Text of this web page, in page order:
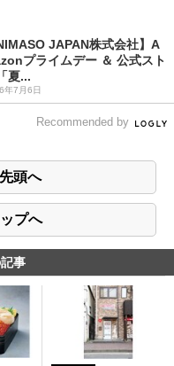
NIMASO JAPAN株式会社】A
プライムデー ＆ 公式スト
夏...
年7月6日
Recommended by
頭へ
プへ
事